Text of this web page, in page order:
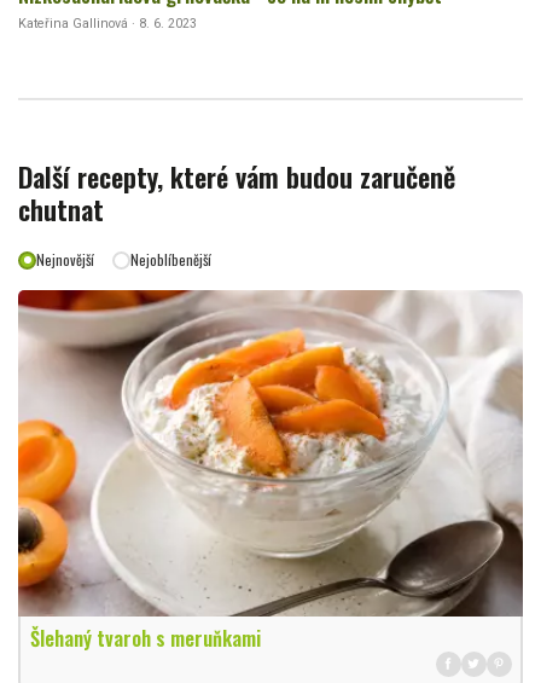
Kateřina Gallinová · 8. 6. 2023
Další recepty, které vám budou zaručeně
chutnat
Nejnovější Nejoblíbenější
Šlehaný tvaroh s meruňkami